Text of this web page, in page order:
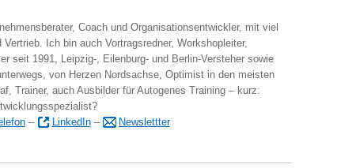
Coach und Organisationsentwickler, mit viel
Ich bin auch Vortragsredner, Workshopleiter,
seit 1991, Leipzig-, Eilenburg- und Berlin-Versteher sowie
von Herzen Nordsachse, Optimist in den meisten
Trainer, auch Ausbilder für Autogenes Training – kurz:
– LinkedIn– Newslettter